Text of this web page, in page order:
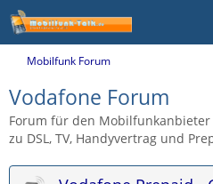
Mobilfunk Forum
Vodafone Forum
Forum für den Mobilfunkanbieter
zu DSL, TV, Handyvertrag und